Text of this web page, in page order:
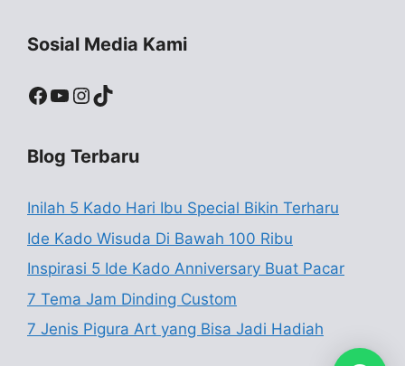
Sosial Media Kami
Facebook
YouTube
Instagram
TikTok
Blog Terbaru
Inilah 5 Kado Hari Ibu Special Bikin Terharu
Ide Kado Wisuda Di Bawah 100 Ribu
Inspirasi 5 Ide Kado Anniversary Buat Pacar
7 Tema Jam Dinding Custom
7 Jenis Pigura Art yang Bisa Jadi Hadiah